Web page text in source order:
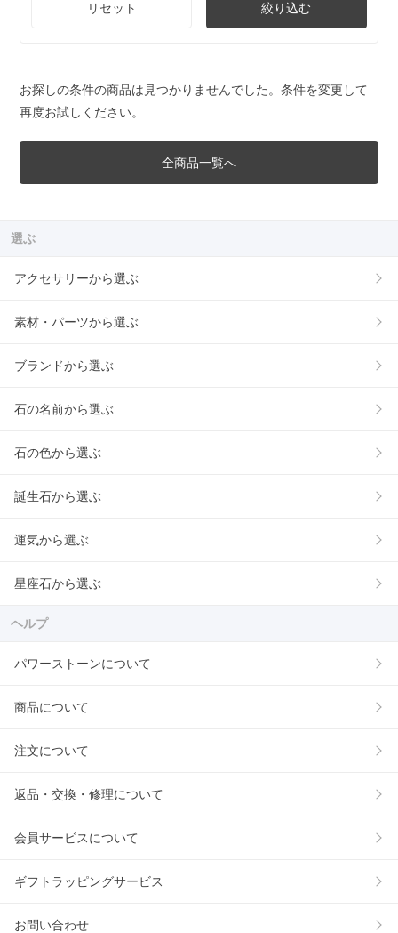
リセット 絞り込む
お探しの条件の商品は見つかりませんでした。条件を変更して
再度お試しください。
全商品一覧へ
選ぶ
アクセサリーから選ぶ
素材・パーツから選ぶ
ブランドから選ぶ
石の名前から選ぶ
石の色から選ぶ
誕生石から選ぶ
運気から選ぶ
星座石から選ぶ
ヘルプ
パワーストーンについて
商品について
注文について
返品・交換・修理について
会員サービスについて
ギフトラッピングサービス
お問い合わせ